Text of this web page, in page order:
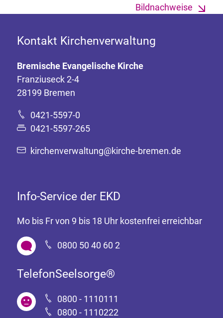
Bildnachweise
Kontakt Kirchenverwaltung
Bremische Evangelische Kirche
Franziuseck 2-4
28199 Bremen
0421-5597-0
0421-5597-265
kirchenverwaltung@kirche-bremen.de
Info-Service der EKD
Mo bis Fr von 9 bis 18 Uhr kostenfrei erreichbar
0800 50 40 60 2
TelefonSeelsorge®
0800 - 1110111
0800 - 1110222